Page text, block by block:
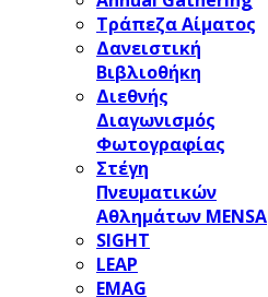
Τράπεζα Αίματος
Δανειστική
Βιβλιοθήκη
Διεθνής
Διαγωνισμός
Φωτογραφίας
Στέγη
Πνευματικών
Αθλημάτων MENSA
SIGHT
LEAP
EMAG